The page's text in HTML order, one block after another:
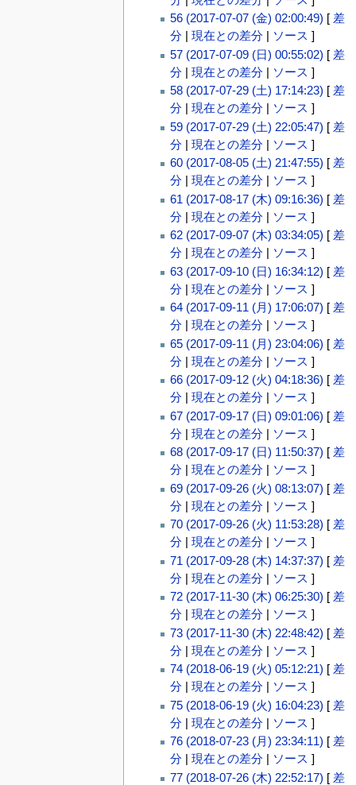
56 (2017-07-07 (金) 02:00:49) [ 差
分| 現在との差分| ソース ]
57 (2017-07-09 (日) 00:55:02) [ 差
分| 現在との差分| ソース ]
58 (2017-07-29 (土) 17:14:23) [ 差
分| 現在との差分| ソース ]
59 (2017-07-29 (土) 22:05:47) [ 差
分| 現在との差分| ソース ]
60 (2017-08-05 (土) 21:47:55) [ 差
分| 現在との差分| ソース ]
61 (2017-08-17 (木) 09:16:36) [ 差
分| 現在との差分| ソース ]
62 (2017-09-07 (木) 03:34:05) [ 差
分| 現在との差分| ソース ]
63 (2017-09-10 (日) 16:34:12) [ 差
分| 現在との差分| ソース ]
64 (2017-09-11 (月) 17:06:07) [ 差
分| 現在との差分| ソース ]
65 (2017-09-11 (月) 23:04:06) [ 差
分| 現在との差分| ソース ]
66 (2017-09-12 (火) 04:18:36) [ 差
分| 現在との差分| ソース ]
67 (2017-09-17 (日) 09:01:06) [ 差
分| 現在との差分| ソース ]
68 (2017-09-17 (日) 11:50:37) [ 差
分| 現在との差分| ソース ]
69 (2017-09-26 (火) 08:13:07) [ 差
分| 現在との差分| ソース ]
70 (2017-09-26 (火) 11:53:28) [ 差
分| 現在との差分| ソース ]
71 (2017-09-28 (木) 14:37:37) [ 差
分| 現在との差分| ソース ]
72 (2017-11-30 (木) 06:25:30) [ 差
分| 現在との差分| ソース ]
73 (2017-11-30 (木) 22:48:42) [ 差
分| 現在との差分| ソース ]
74 (2018-06-19 (火) 05:12:21) [ 差
分| 現在との差分| ソース ]
75 (2018-06-19 (火) 16:04:23) [ 差
分| 現在との差分| ソース ]
76 (2018-07-23 (月) 23:34:11) [ 差
分| 現在との差分| ソース ]
77 (2018-07-26 (木) 22:52:17) [ 差